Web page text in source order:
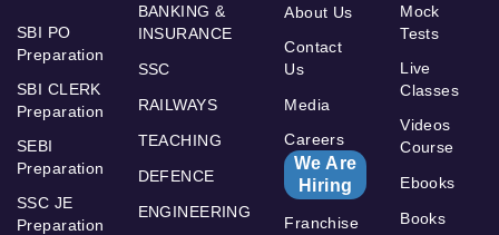
SBI PO
Preparation
SBI CLERK
Preparation
SEBI
Preparation
SSC JE
Preparation
BANKING &
INSURANCE
SSC
RAILWAYS
TEACHING
DEFENCE
ENGINEERING
About Us
Contact
Us
Media
Careers
We Are
Hiring
Franchise
Mock
Tests
Live
Classes
Videos
Course
Ebooks
Books